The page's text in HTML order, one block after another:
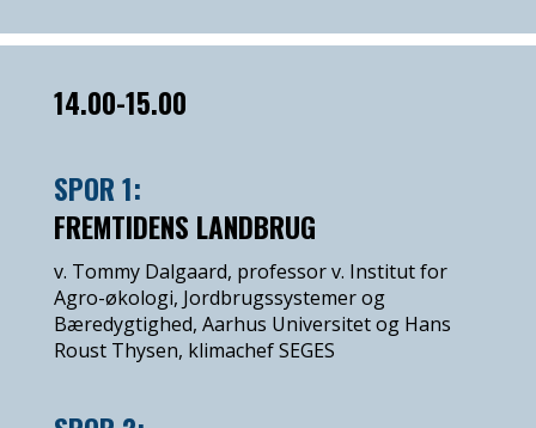
14.00-15.00
SPOR 1:
FREMTIDENS LANDBRUG
v. Tommy Dalgaard, professor v. Institut for
Agro-økologi, Jordbrugssystemer og
Bæredygtighed, Aarhus Universitet og Hans
Roust Thysen, klimachef SEGES